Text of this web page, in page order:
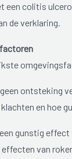
een colitis
de verklaring.
ontsteking
en hoe
gunstig
effecten van